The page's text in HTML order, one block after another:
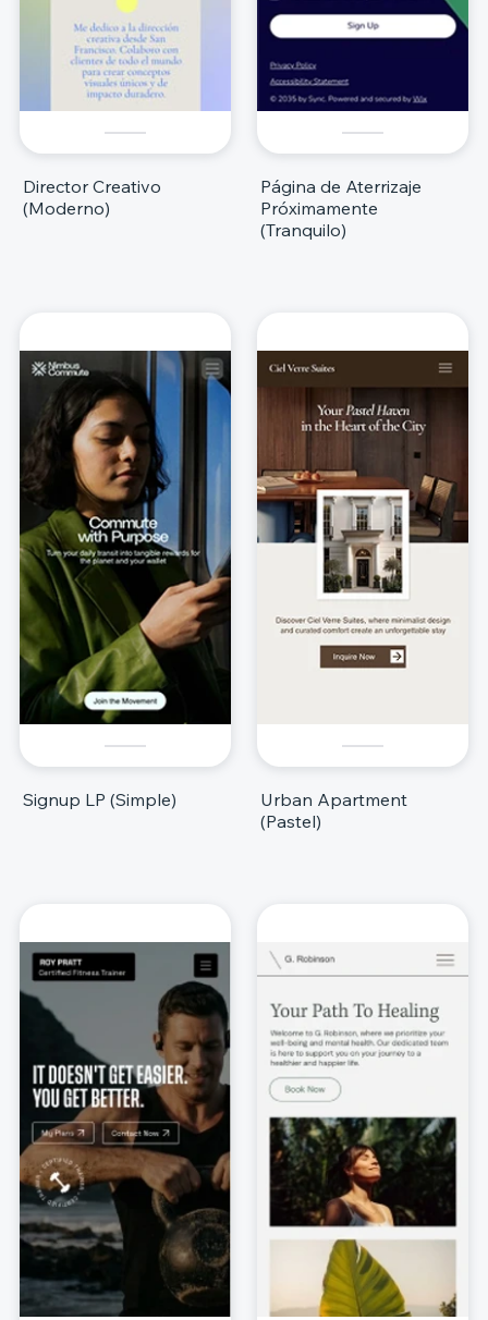
Director Creativo
(Moderno)
Página de Aterrizaje
Próximamente
(Tranquilo)
Signup LP (Simple)
Urban Apartment
(Pastel)